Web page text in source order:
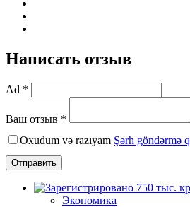
Написать отзыв
Ad *
Ваш отзыв *
Oxudum və razıyam Şərh göndərmə
Отправить
Экономика